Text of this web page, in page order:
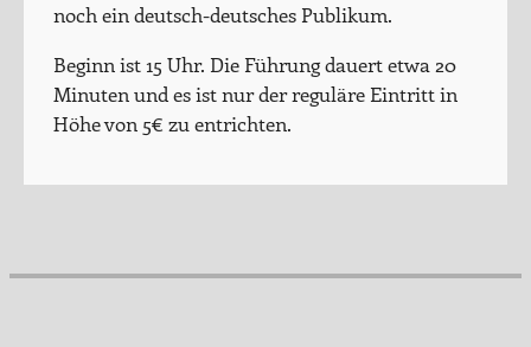
noch ein deutsch-deutsches Publikum.
Beginn ist 15 Uhr. Die Führung dauert etwa 20
Minuten und es ist nur der reguläre Eintritt in
Höhe von 5€ zu entrichten.